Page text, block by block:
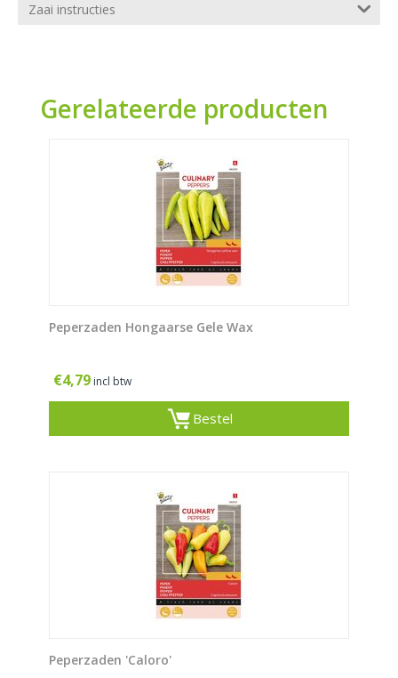
Zaai instructies
Gerelateerde producten
Peperzaden Hongaarse Gele Wax
€4,79 incl btw
Bestel
Peperzaden 'Caloro'